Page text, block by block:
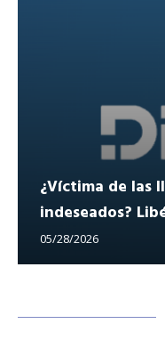
¿Víctima de las
indeseados?
05/28/2026